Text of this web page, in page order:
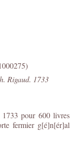
Rigaud. 1733
1733 pour 600 livres
fermier g[é]n[ér]al